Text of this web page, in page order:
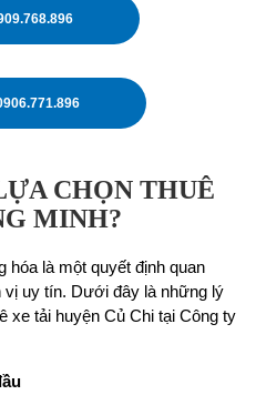
CHỌN THUÊ
MINH?
hóa là một quyết định quan
uy tín. Dưới đây là những lý
xe tải huyện Củ Chi tại Công ty